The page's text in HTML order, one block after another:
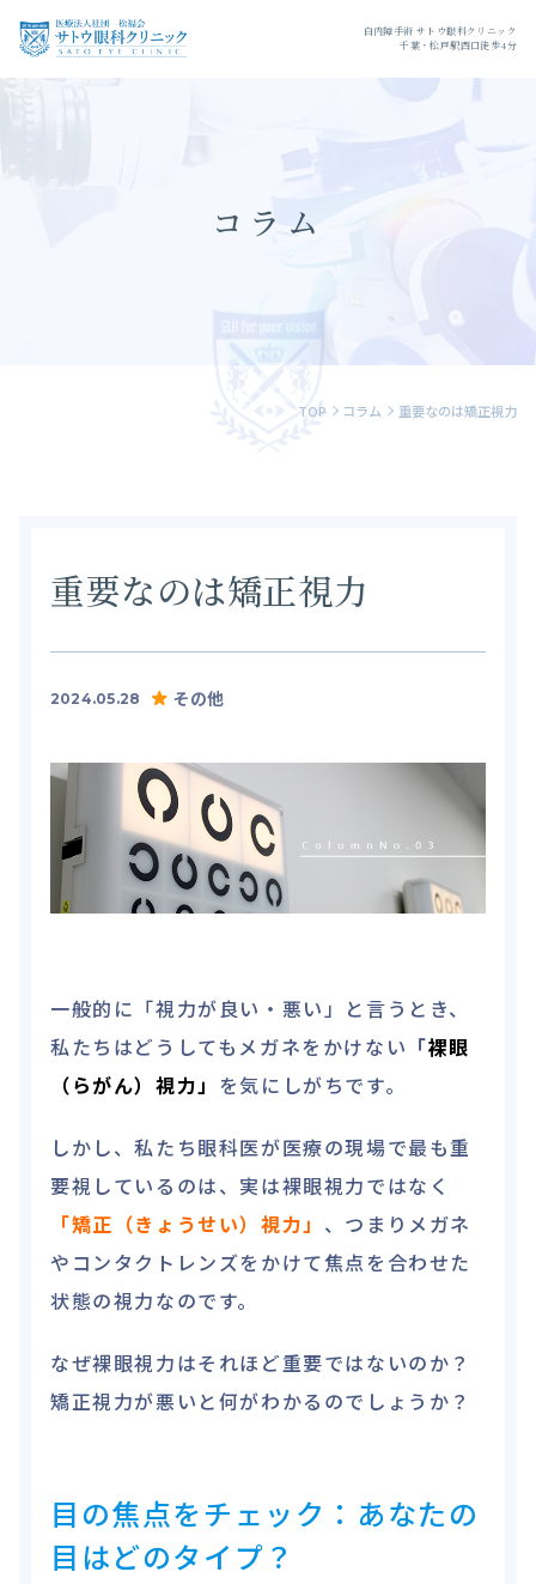
白内障手術 サトウ眼科クリニック
千葉・松戸駅西口徒歩4分
コラム
TOP コラム 重要なのは矯正視力
重要なのは矯正視力
2024.05.28 その他
一般的に「視力が良い・悪い」と言うとき、
私たちはどうしてもメガネをかけない 「裸眼
（らがん）視力」 を気にしがちです。
しかし、私たち眼科医が医療の現場で最も重
要視しているのは、実は裸眼視力ではなく
「矯正（きょうせい）視力」 、つまりメガネ
やコンタクトレンズをかけて焦点を合わせた
状態の視力なのです。
なぜ裸眼視力はそれほど重要ではないのか？
矯正視力が悪いと何がわかるのでしょうか？
目の焦点をチェック：あなたの
目はどのタイプ？